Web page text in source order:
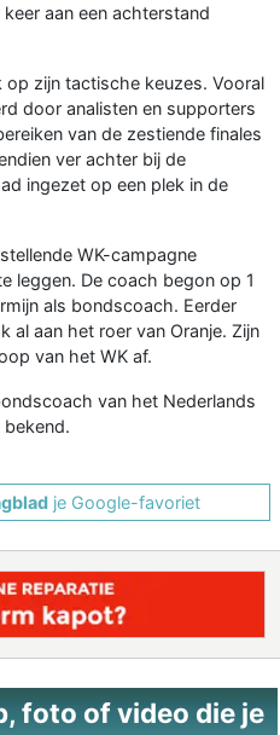
aan een achterstand
zijn tactische keuzes. Vooral
door analisten en supporters
van de zestiende finales
ver achter bij de
ingezet op een plek in de
WK-campagne
leggen. De coach begon op 1
als bondscoach. Eerder
aan het roer van Oranje. Zijn
van het WK af.
van het Nederlands
je Google-favoriet
foto of video die je